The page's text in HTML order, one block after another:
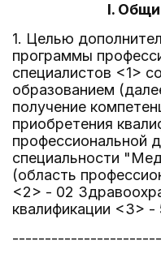
I.
1. Целью
программы
специалистов <1>
образованием
получение
приобретения
профессиональной
специальности
(область
<2> - 02
квалификации <3> -